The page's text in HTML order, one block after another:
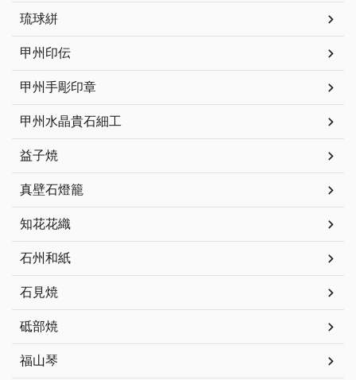
琉球絣
甲州印伝
甲州手彫印章
甲州水晶貴石細工
益子焼
真壁石燈籠
知花花織
石州和紙
石見焼
砥部焼
福山琴